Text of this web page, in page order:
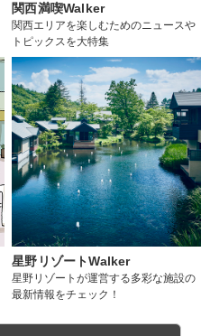
関西満喫Walker
関西エリアを楽しむためのニュースや
トピックスを大特集
星野リゾートWalker
星野リゾートが運営する多彩な施設の
最新情報をチェック！